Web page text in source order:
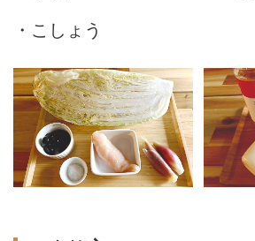
・こしょう